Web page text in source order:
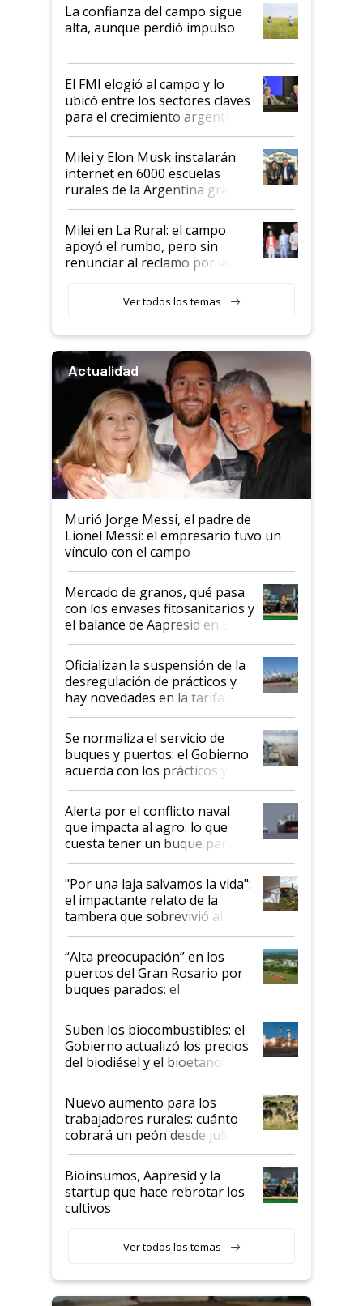
Juan Félix Rossetti, el libertario
que de una dura crisis salió
de Milei
La confianza del campo sigue
alta, aunque perdió impulso
El FMI elogió al campo y lo
ubicó entre los sectores claves
para el crecimiento argentino
Milei y Elon Musk instalarán
internet en 6000 escuelas
rurales de la Argentina gracias
a un acuerdo con Starlink
Milei en La Rural: el campo
apoyó el rumbo, pero sin
renunciar al reclamo por las
Ver todos los temas
Actualidad
Murió Jorge Messi, el padre de
Lionel Messi: el empresario tuvo un
vínculo con el campo
Mercado de granos, qué pasa
con los envases fitosanitarios y
el balance de Aapresid en La
Posta
Oficializan la suspensión de la
desregulación de prácticos y
hay novedades en la tarifa de
la hidrovía
Se normaliza el servicio de
buques y puertos: el Gobierno
acuerda con los prácticos y
suspende el decreto de
desregulación
Alerta por el conflicto naval
que impacta al agro: lo que
cuesta tener un buque parado
y el peligro de que Argentina
pase a ser "país sucio"
"Por una laja salvamos la vida":
el impactante relato de la
tambera que sobrevivió al
tornado
“Alta preocupación” en los
puertos del Gran Rosario por
buques parados: el
funcionamiento de las
exportadoras en tensión tras
la medida de fuerza de los
prácticos
Suben los biocombustibles: el
Gobierno actualizó los precios
del biodiésel y el bioetanol
Nuevo aumento para los
trabajadores rurales: cuánto
cobrará un peón desde julio
Bioinsumos, Aapresid y la
startup que hace rebrotar los
cultivos
Ver todos los temas